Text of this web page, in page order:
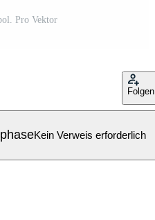
Pro Vektor
Folgen
Kein Verweis erforderlich